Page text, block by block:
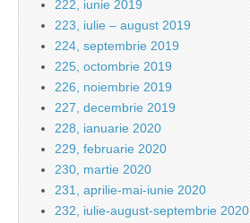
222, iunie 2019
223, iulie – august 2019
224, septembrie 2019
225, octombrie 2019
226, noiembrie 2019
227, decembrie 2019
228, ianuarie 2020
229, februarie 2020
230, martie 2020
231, aprilie-mai-iunie 2020
232, iulie-august-septembrie 2020